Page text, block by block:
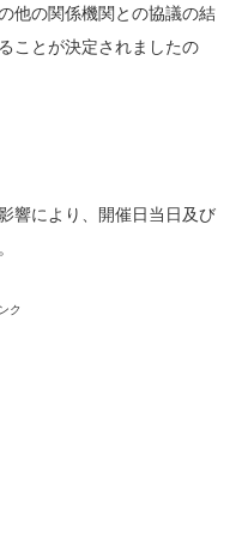
他の関係機関との協議の結
ことが決定されましたの
響により、開催日当日及び
ク